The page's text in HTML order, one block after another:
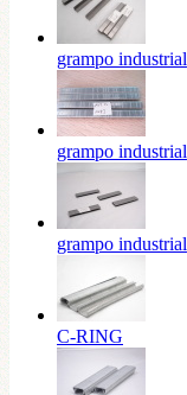
grampo industrial
grampo industrial
grampo industrial
C-RING